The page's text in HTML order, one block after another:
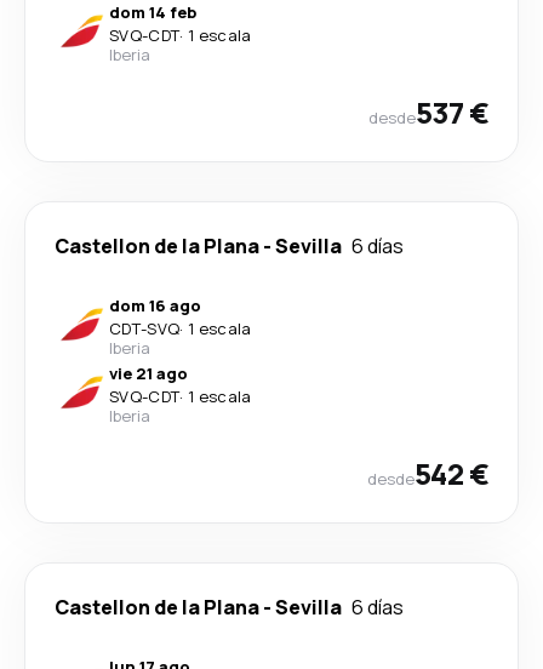
dom 14 feb
SVQ-CDT· 1 escala
Iberia
desde537 €
Castellon de la Plana-Sevilla 6 días
dom 16 ago
CDT-SVQ· 1 escala
Iberia
vie 21 ago
SVQ-CDT· 1 escala
Iberia
desde542 €
Castellon de la Plana-Sevilla 6 días